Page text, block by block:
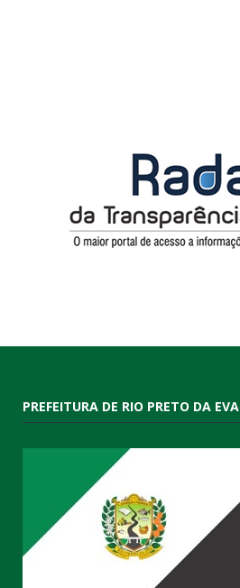
PREFEITURA DE RIO PRETO DA EVA